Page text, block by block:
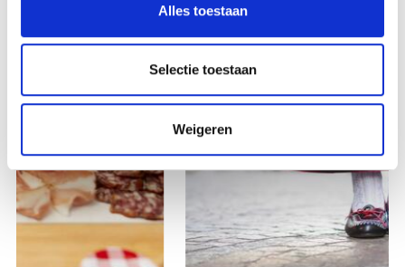
Alles toestaan
Selectie toestaan
Weigeren